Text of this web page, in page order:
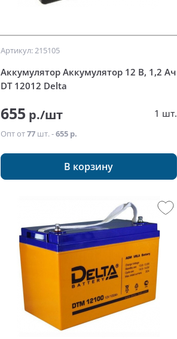
Артикул: 215105
Аккумулятор Аккумулятор 12 В, 1,2 Ач
DT 12012 Delta
655 р./шт 1 шт.
Опт от77 шт. -655 р.
В корзину